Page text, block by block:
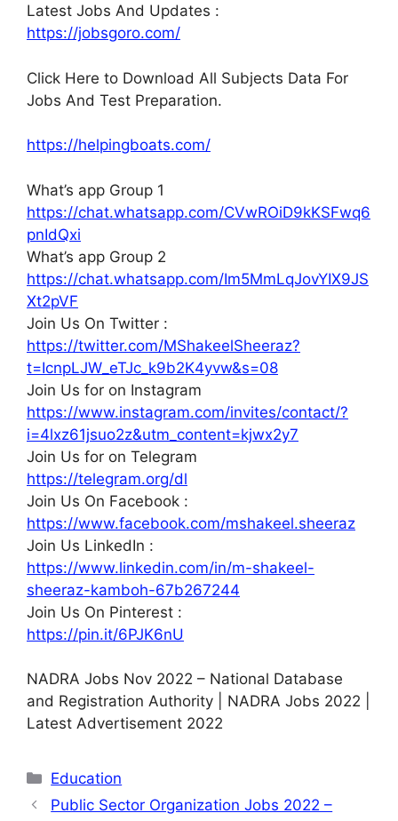
Latest Jobs And Updates :
https://jobsgoro.com/
Click Here to Download All Subjects Data For
Jobs And Test Preparation.
https://helpingboats.com/
What’s app Group 1
https://chat.whatsapp.com/CVwROiD9kKSFwq6
pnIdQxi
What’s app Group 2
https://chat.whatsapp.com/Im5MmLqJovYIX9JS
Xt2pVF
Join Us On Twitter :
https://twitter.com/MShakeelSheeraz?
t=IcnpLJW_eTJc_k9b2K4yvw&s=08
Join Us for on Instagram
https://www.instagram.com/invites/contact/?
i=4lxz61jsuo2z&utm_content=kjwx2y7
Join Us for on Telegram
https://telegram.org/dl
Join Us On Facebook :
https://www.facebook.com/mshakeel.sheeraz
Join Us LinkedIn :
https://www.linkedin.com/in/m-shakeel-
sheeraz-kamboh-67b267244
Join Us On Pinterest :
https://pin.it/6PJK6nU
NADRA Jobs Nov 2022 – National Database
and Registration Authority | NADRA Jobs 2022 |
Latest Advertisement 2022
Categories
Education
Public Sector Organization Jobs 2022 –